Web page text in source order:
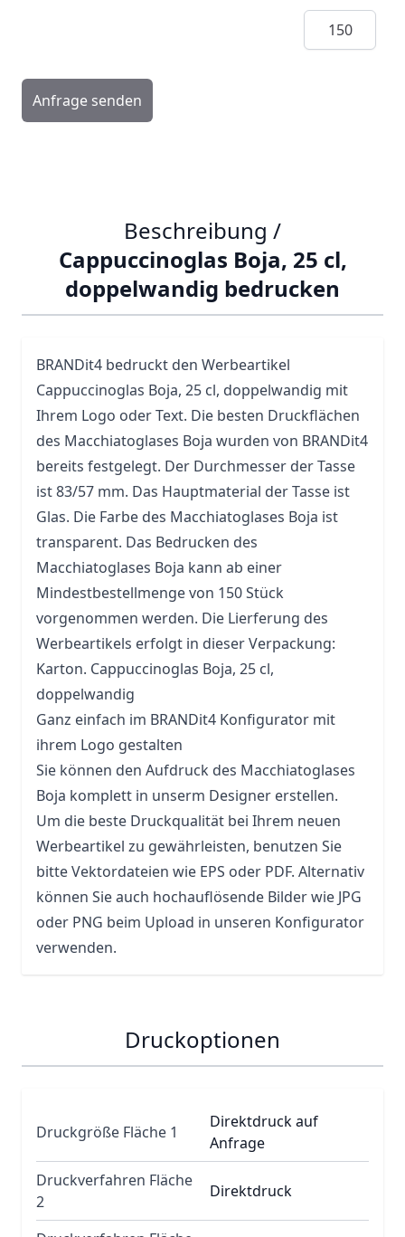
Menge
Anfrage senden
Beschreibung /
Cappuccinoglas Boja, 25 cl,
doppelwandig bedrucken
BRANDit4 bedruckt den Werbeartikel
Cappuccinoglas Boja, 25 cl, doppelwandig mit
Ihrem Logo oder Text. Die besten Druckflächen
des Macchiatoglases Boja wurden von BRANDit4
bereits festgelegt. Der Durchmesser derTasse
ist 83/57 mm. Das Hauptmaterial der Tasse ist
Glas. Die Farbe des Macchiatoglases Boja ist
transparent. Das Bedrucken des
Macchiatoglases Boja kann ab einer
Mindestbestellmenge von 150 Stück
vorgenommen werden. Die Lierferung des
Werbeartikels erfolgt in dieser Verpackung:
Karton. Cappuccinoglas Boja, 25 cl,
doppelwandig
Ganz einfach im BRANDit4 Konfigurator mit
ihrem Logo gestalten
Sie können den Aufdruck des Macchiatoglases
Boja komplett in unserm Designer erstellen.
Um die beste Druckqualität bei Ihrem neuen
Werbeartikel zu gewährleisten, benutzen Sie
bitte Vektordateien wie EPS oder PDF. Alternativ
können Sie auch hochauflösende Bilder wie JPG
oder PNG beim Upload in unseren Konfigurator
verwenden.
Druckoptionen
Druckgröße Fläche 1
Direktdruck auf
Anfrage
Druckverfahren Fläche
2
Direktdruck